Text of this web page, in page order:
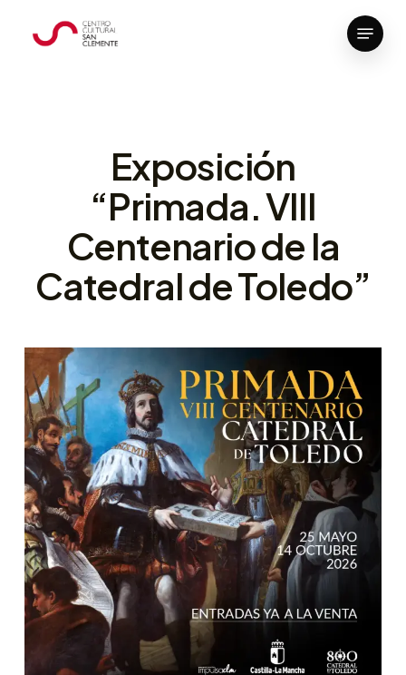
Menu
Exposición
“Primada. VIII
Centenario de la
Catedral de Toledo”
Close